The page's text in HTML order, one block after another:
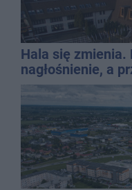
Hala się zmienia.
nagłośnienie, a
QEMETICA